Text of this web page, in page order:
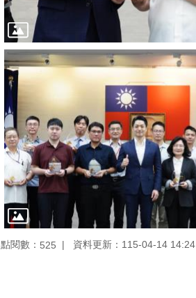
點閱數： 525 資料更新：115-04-14 14:24